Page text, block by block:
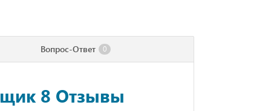
Вопрос-Ответ 0
8 Отзывы